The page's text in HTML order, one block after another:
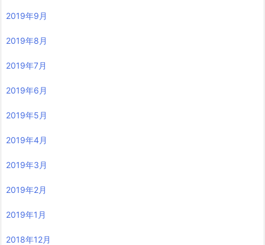
2019年9月
2019年8月
2019年7月
2019年6月
2019年5月
2019年4月
2019年3月
2019年2月
2019年1月
2018年12月